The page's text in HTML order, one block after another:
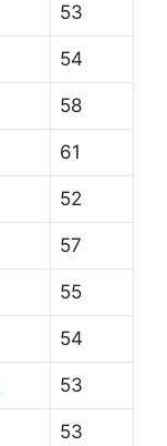
53
54
58
61
52
57
55
54
53
53